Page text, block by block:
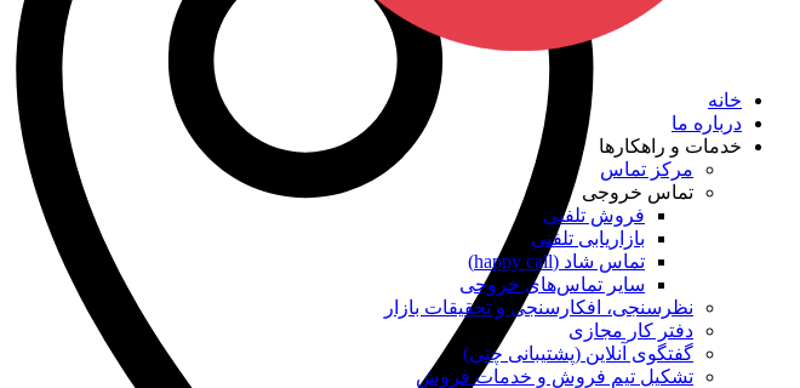
خانه
درباره ما
خدمات و راهکارها
مرکز تماس
تماس خروجی
فروش تلفنی
بازاریابی تلفنی
تماس شاد (happy call)
سایر تماس‌های خروجی
نظرسنجی، افکارسنجی و تحقیقات بازار
دفتر کار مجازی
گفتگوی آنلاین (پشتیبانی چتی)
تشکیل تیم فروش و خدمات فروش